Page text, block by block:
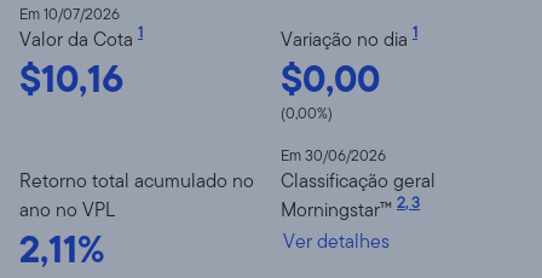
Em 10/07/2026
Valor da Cota 1
$10,16
Variação no dia 1
$0,00
(0,00%)
Retorno total acumulado no
ano no VPL
2,11%
Em 30/06/2026
Classificação geral
Morningstar™ 2,3
Ver detalhes